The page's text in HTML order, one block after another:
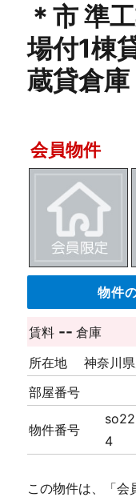
＊市 準
場付1棟
蔵貸倉庫
会員物件
物件
賃料 --倉庫
所在地
神奈川
部屋番号
物件番号
4
この物件は、「会